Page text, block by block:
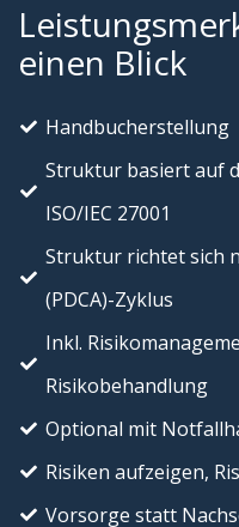
einen Blick
Handbucherstellung
Struktur basiert auf
ISO/IEC 27001
Struktur richtet sich
(PDCA)-Zyklus
Inkl.
Risikobehandlung
Optional mit
Risiken aufzeigen,
Vorsorge statt